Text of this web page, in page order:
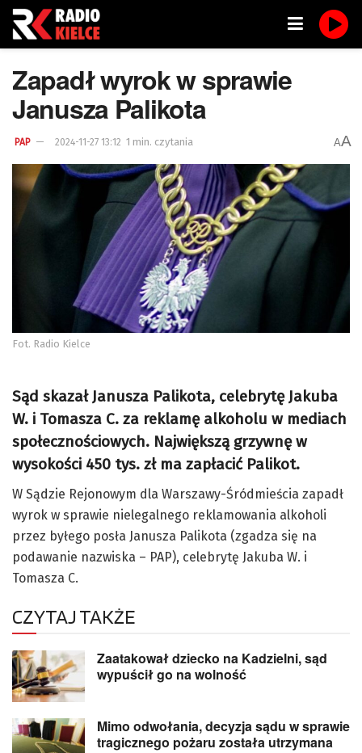
Zapadł wyrok w sprawie
Janusza Palikota
PAP 2024-11-27 13:12 1 min. czytania AA
Fot. Radio Kielce
Sąd skazał Janusza Palikota, celebrytę Jakuba
W. i Tomasza C. za reklamę alkoholu w mediach
społecznościowych. Największą grzywnę w
wysokości 450 tys. zł ma zapłacić Palikot.
W Sądzie Rejonowym dla Warszawy-Śródmieścia zapadł
wyrok w sprawie nielegalnego reklamowania alkoholi
przez byłego posła Janusza Palikota (zgadza się na
podawanie nazwiska – PAP), celebrytę Jakuba W. i
Tomasza C.
CZYTAJ TAKŻE
Zaatakował dziecko na Kadzielni, sąd
wypuścił go na wolność
Mimo odwołania, decyzja sądu w sprawie
tragicznego pożaru została utrzymana